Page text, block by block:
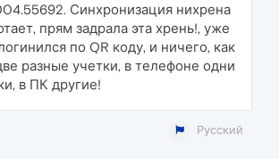
Синхронизация нихрена
прям задрала эта хрень!, уже
по QR коду, и ничего, как
разные учетки, в телефоне одни
в ПК другие!
Русский